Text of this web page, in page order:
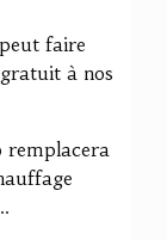
faire
à nos
remplacera